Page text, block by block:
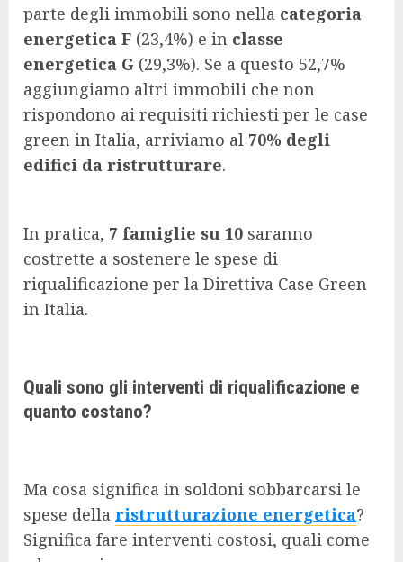
parte degli immobili sono nella categoria
energetica F (23,4%) e in classe
energetica G (29,3%). Se a questo 52,7%
aggiungiamo altri immobili che non
rispondono ai requisiti richiesti per le case
green in Italia, arriviamo al 70% degli
edifici da ristrutturare.
In pratica, 7 famiglie su 10 saranno
costrette a sostenere le spese di
riqualificazione per la Direttiva Case Green
in Italia.
Quali sono gli interventi di riqualificazione e
quanto costano?
Ma cosa significa in soldoni sobbarcarsi le
spese della ristrutturazione energetica?
Significa fare interventi costosi, quali come